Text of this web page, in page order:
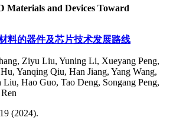
Materials and Devices Toward
料的器件及芯片技术发展路线
Ziyu Liu, Yuning Li, Xueyang Peng,
Yanqing Qiu, Han Jiang, Yang Wang,
Hao Guo, Tao Deng, Songang Peng,
(2024).